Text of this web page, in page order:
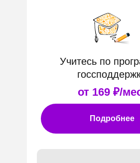
Подробнее
Учитесь по
от 169 ₽/